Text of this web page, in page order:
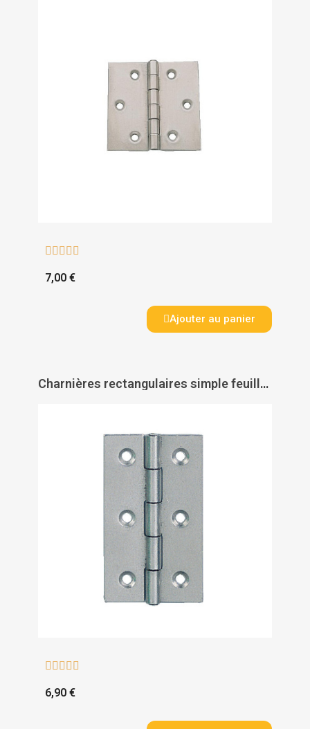
    
7,00 €
Ajouter au panier
Charnières rectangulaires simple feuille - broche inox - PAS DE MARQUE
    
6,90 €